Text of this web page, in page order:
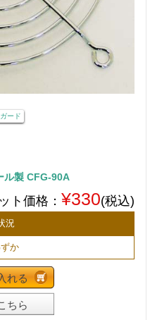
ード
製 CFG-90A
ト価格： ¥330(税込)
況
か
れる
ちら